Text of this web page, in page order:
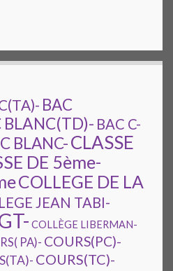
BAC
BLANC(TD)- BAC C-
BLANC-CLASSE
DE 5ème-
COLLEGE DE LA
JEAN TABI-
COLLÈGE LIBERMAN-
PA)- COURS(PC)-
COURS(TC)-